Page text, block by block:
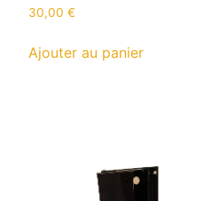
30,00 €
Ajouter au panier